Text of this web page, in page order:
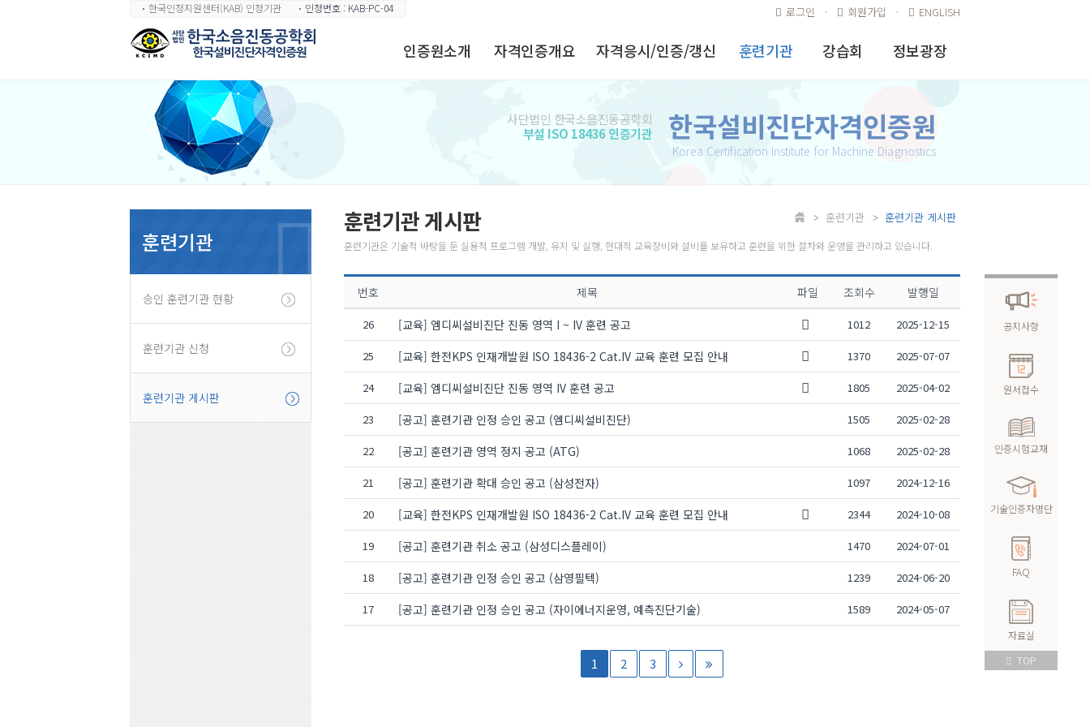
한국인정지원센터(KAB) 인정기관 인정번호 : KAB-PC-04 로그인 회원가입 ENGLISH
인증원소개
원장 인사말
홍보자료
공평성 선언문
국내∙외 인정현황
인증기준 및
인정체계
조직도
연혁
찾아오시는 길
자격인증개요
인증분야 및 영역
자격인증/갱신 절차
취소기준
인증받은 자의
자격응시/인증/갱신
원서접수 안내
자격인증/갱신 안내
수험표
합격자
자격갱신
훈련기관
승인 훈련기관
훈련기관 신청
훈련기관 게시판
강습회
참가등록
발표(강연)
정보광장
공지사항
FAQ
건의/불만 및
자격인증시험
인증시험 교재
사단법인 한국소음진동공학회
부설 ISO 18436 인증기관
한국설비진단자격인증원
Korea Certification Institute for Machine Diagnostics
공지사항
원서접수
인증시험교재
기술인증자명단
FAQ
자료실
TOP
훈련기관
승인 훈련기관 현황
훈련기관 신청
훈련기관 게시판
훈련기관 게시판
훈련기관은 기술적 바탕을 둔 실용적 프로그램 개발, 유지 및 실행, 현대적 교육장비와 설비를 보유하고 훈련을 위한 절차와 운영을 관리하고 있습니다.
훈련기관 훈련기관 게시판
번호 제목 파일 조회수 발행일
26 [교육] 엠디씨설비진단 진동 영역 I ~ IV 훈련 공고 1012 2025-12-15
25 [교육] 한전KPS 인재개발원 ISO 18436-2 Cat.IV 교육 훈련 모집 안내 1370 2025-07-07
24 [교육] 엠디씨설비진단 진동 영역 IV 훈련 공고 1805 2025-04-02
23 [공고] 훈련기관 인정 승인 공고 (엠디씨설비진단) 1505 2025-02-28
22 [공고] 훈련기관 영역 정지 공고 (ATG) 1068 2025-02-28
21 [공고] 훈련기관 확대 승인 공고 (삼성전자) 1097 2024-12-16
20 [교육] 한전KPS 인재개발원 ISO 18436-2 Cat.IV 교육 훈련 모집 안내 2344 2024-10-08
19 [공고] 훈련기관 취소 공고 (삼성디스플레이) 1470 2024-07-01
18 [공고] 훈련기관 인정 승인 공고 (삼영필텍) 1239 2024-06-20
17 [공고] 훈련기관 인정 승인 공고 (자이에너지운영, 예측진단기술) 1589 2024-05-07
1 2 3